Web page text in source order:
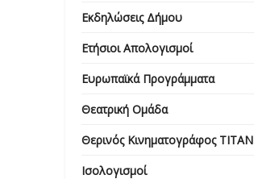
Εκδηλώσεις Δήμου
Ετήσιοι Απολογισμοί
Ευρωπαϊκά Προγράμματα
Θεατρική Ομάδα
Θερινός Κινηματογράφος ΤΙΤΑΝ
Ισολογισμοί